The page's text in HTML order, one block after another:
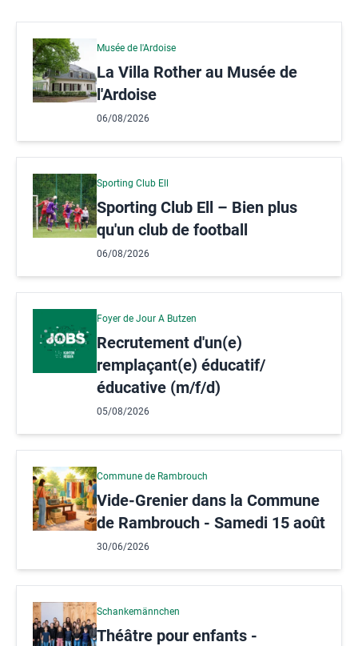
Musée de l'Ardoise
La Villa Rother au Musée de
l'Ardoise
06/08/2026
Sporting Club Ell
Sporting Club Ell – Bien plus
qu'un club de football
06/08/2026
Foyer de Jour A Butzen
Recrutement d'un(e)
remplaçant(e) éducatif/
éducative (m/f/d)
05/08/2026
Commune de Rambrouch
Vide-Grenier dans la Commune
de Rambrouch - Samedi 15 août
30/06/2026
Schankemännchen
Théâtre pour enfants -